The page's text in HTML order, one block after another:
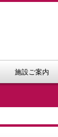
施設ご案内